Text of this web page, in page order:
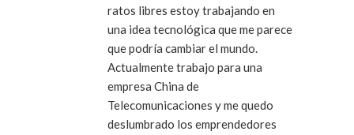
ratos libres estoy trabajando en
una idea tecnológica que me parece
que podría cambiar el mundo.
Actualmente trabajo para una
empresa China de
Telecomunicaciones y me quedo
deslumbrado los emprendedores